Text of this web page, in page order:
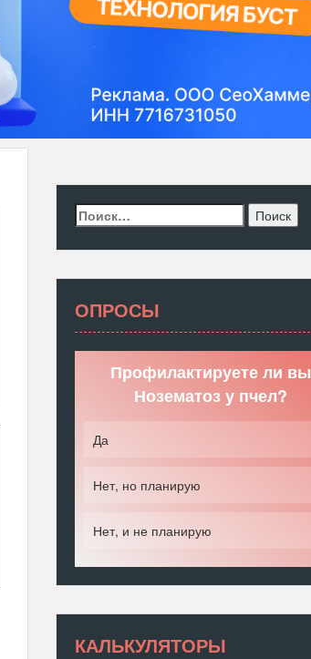
Найти:
ОПРОСЫ
Профилактируете ли вы
Нозематоз у пчел?
Да
Нет, но планирую
Нет, и не планирую
КАЛЬКУЛЯТОРЫ